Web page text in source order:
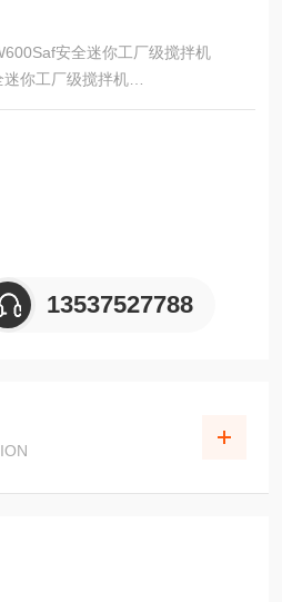
安全迷你工厂级搅拌机
你工厂级搅拌机
款电机驱动的防爆搅拌器。
计，
可以在实验室中直接使用。
13537527788